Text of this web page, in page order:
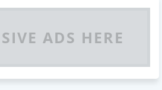
ADS HERE